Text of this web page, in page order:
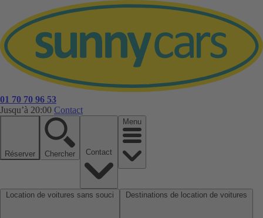
01 70 70 96 53
Jusqu’à 20:00 Contact
Réserver Chercher
Menu